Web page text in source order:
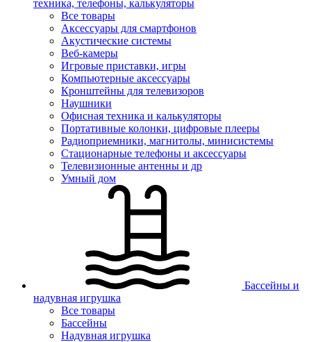
техника, телефоны, калькуляторы
Все товары
Аксессуары для смартфонов
Акустические системы
Веб-камеры
Игровые приставки, игры
Компьютерные аксессуары
Кронштейны для телевизоров
Наушники
Офисная техника и калькуляторы
Портативные колонки, цифровые плееры
Радиоприемники, магнитолы, минисистемы
Стационарные телефоны и аксессуары
Телевизионные антенны и др
Умный дом
Бассейны и
надувная игрушка
Все товары
Бассейны
Надувная игрушка